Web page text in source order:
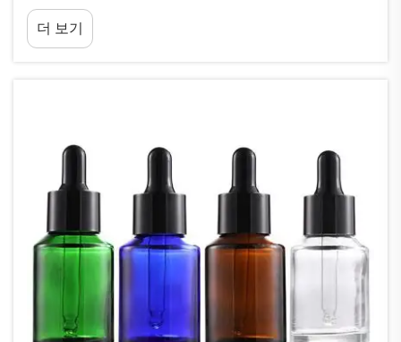
유리 화장품 병은 당신의 뷰티 컬렉션을 두 배로 더
멋지게 만들어 줄 것입니다! Teen Vogue는 다양한
목적의 쿠키를 사용합니다...
더 보기